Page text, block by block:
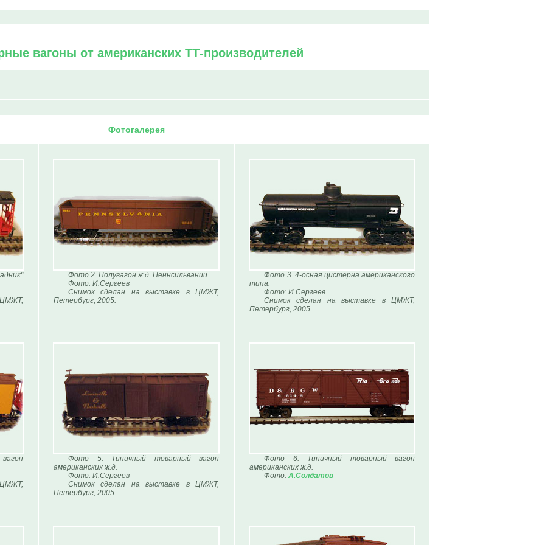
вагоны от американских ТТ-производителей
Фотогалерея
Фото 2. Полувагон ж.д. Пеннсильвании.
Фото: И.Сергеев
Снимок сделан на выставке в ЦМЖТ,
Петербург, 2005.
Фото 3. 4-осная цистерна американского
типа.
Фото: И.Сергеев
Снимок сделан на выставке в ЦМЖТ,
Петербург, 2005.
Фото 5. Типичный товарный вагон
американских ж.д.
Фото: И.Сергеев
Снимок сделан на выставке в ЦМЖТ,
Петербург, 2005.
Фото 6. Типичный товарный вагон
американских ж.д.
Фото: А.Солдатов